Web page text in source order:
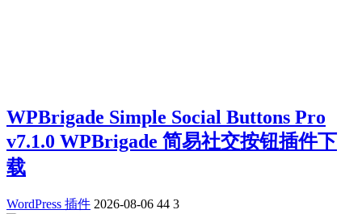
WPBrigade Simple Social Buttons Pro
v7.1.0 WPBrigade 简易社交按钮插件下
载
WordPress 插件 2026-08-06 44 3